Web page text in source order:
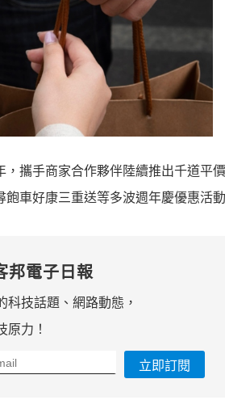
攜手商家合作夥伴陸續推出千道平
車好康三重送等多波週年慶優惠活動
邦電子日報
科技話題、網路動態，
原力！
立即訂閱